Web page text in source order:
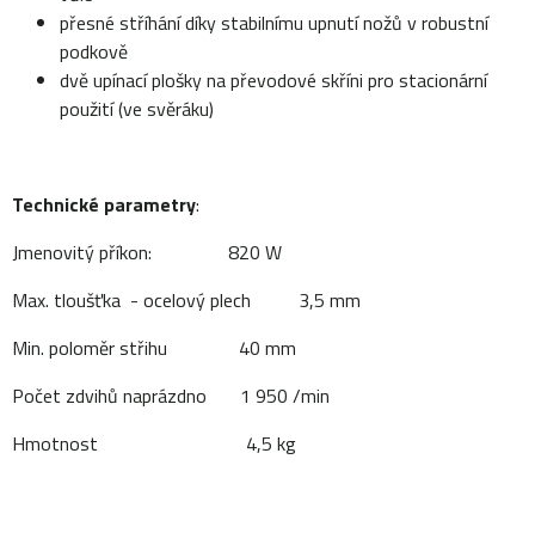
přesné stříhání díky stabilnímu upnutí nožů v robustní
podkově
dvě upínací plošky na převodové skříni pro stacionární
použití (ve svěráku)
Technické parametry:
Jmenovitý příkon: 820 W
Max. tloušťka - ocelový plech 3,5 mm
Min. poloměr střihu 40 mm
Počet zdvihů naprázdno 1 950 /min
Hmotnost 4,5 kg